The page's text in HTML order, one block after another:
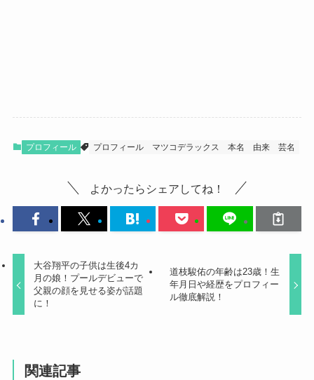
プロフィール プロフィール マツコデラックス 本名 由来 芸名
よかったらシェアしてね！
大谷翔平の子供は生後4カ
月の娘！プールデビューで
父親の顔を見せる姿が話題
に！
道枝駿佑の年齢は23歳！生
年月日や経歴をプロフィー
ル徹底解説！
関連記事